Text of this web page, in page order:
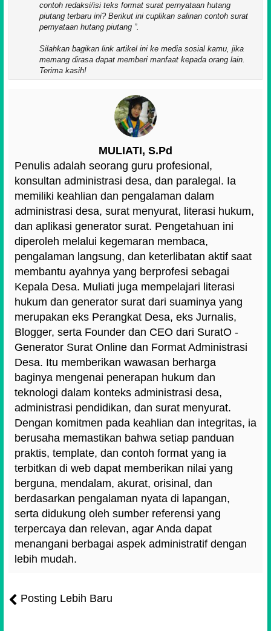
contoh redaksi/isi teks format surat pernyataan hutang
piutang terbaru ini? Berikut ini cuplikan salinan contoh surat
pernyataan hutang piutang .
Silahkan bagikan link artikel ini ke media sosial kamu, jika
memang dirasa dapat memberi manfaat kepada orang lain.
Terima kasih!
MULIATI, S.Pd
Penulis adalah seorang guru profesional,
konsultan administrasi desa, dan paralegal. Ia
memiliki keahlian dan pengalaman dalam
administrasi desa, surat menyurat, literasi hukum,
dan aplikasi generator surat. Pengetahuan ini
diperoleh melalui kegemaran membaca,
pengalaman langsung, dan keterlibatan aktif saat
membantu ayahnya yang berprofesi sebagai
Kepala Desa. Muliati juga mempelajari literasi
hukum dan generator surat dari suaminya yang
merupakan eks Perangkat Desa, eks Jurnalis,
Blogger, serta Founder dan CEO dari SuratO -
Generator Surat Online dan Format Administrasi
Desa. Itu memberikan wawasan berharga
baginya mengenai penerapan hukum dan
teknologi dalam konteks administrasi desa,
administrasi pendidikan, dan surat menyurat.
Dengan komitmen pada keahlian dan integritas, ia
berusaha memastikan bahwa setiap panduan
praktis, template, dan contoh format yang ia
terbitkan di web dapat memberikan nilai yang
berguna, mendalam, akurat, orisinal, dan
berdasarkan pengalaman nyata di lapangan,
serta didukung oleh sumber referensi yang
terpercaya dan relevan, agar Anda dapat
menangani berbagai aspek administratif dengan
lebih mudah.
Posting Lebih Baru